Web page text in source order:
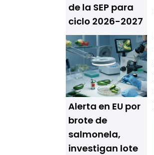
de la SEP para
ciclo 2026-2027
Alerta en EU por
brote de
salmonela,
investigan lote